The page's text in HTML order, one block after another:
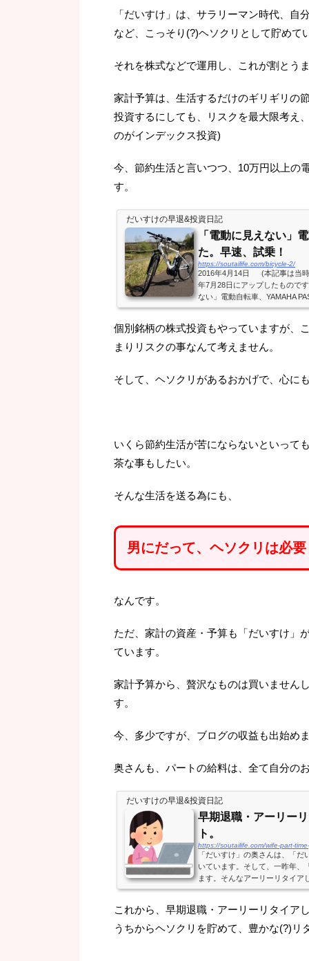
「だいすけ」は、サラリーマン時代、
など、こっそり(?)ヘソクリとして貯めて
それを株式などで運用し、これが割とう
家計予算は、生活するだけのギリギリの
投資するにしても、リスクを最大限考え
のがインデックス投資)
今、節約生活と言いつつ、10万円以上の
す。
だいすけの早退&投資日記
「電動に見えない」
た。早速、試乗！
https://soutailife.com/bicycle-2/
2016年4月14日 (本記事は当時
年7月28日にアップしたもので
ない」電動自転車、YAMAHA
が、ようやく届きました。さっ
いぐらいです。急な坂道も走っ
平地と同じような感じで走れま
でも、苦にならずに自転車...
個別銘柄の株式投資もやっていますが、
まりリスクの事なんて考えません。
そして、ヘソクリがあるおかげで、心に
いくら節約生活が苦にならないといって
茶な事もしたい。
そんな生活を送る為にも、
男にだって、ヘソクリは必要
なんです。
ただ、家計の資産・予算も「だいすけ」
ています。
家計予算から、贅沢なものは買いません
す。
今、多少ですが、ブログの収益も出始め
奥さんも、パートの給料は、全て自分の
だいすけの早退&投資日記
早期退職・アーリー
ト。
https://soutailife.com/wife-part-
「だいすけ」の奥さんは、「
いています。そして、一昨年、
ます。そんなアーリーリタイア
リット、デメリットは？メリッ
良い夫婦を除いて)お互い、息
に出る事で、「だいすけ」も昼
方が気分的に楽だと言ってい...
これから、早期退職・アーリーリタイア
うちからヘソクリを貯めて、豊かな(?)リ